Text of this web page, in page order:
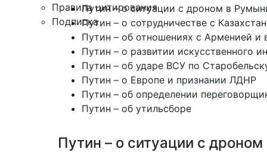
Правила цитирования
Подписка
Путин – о ситуации с дроном в
Путин – о сотрудничестве с
Путин – об отношениях с Арменией
Путин – о развитии искусственного
Путин – об ударе ВСУ по
Путин – о Европе и признании ЛДНР
Путин – об определении
Путин – об утильсборе
Путин – о ситуации с